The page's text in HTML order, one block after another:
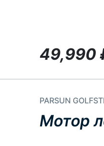
49,990
PARSUN
Мотор